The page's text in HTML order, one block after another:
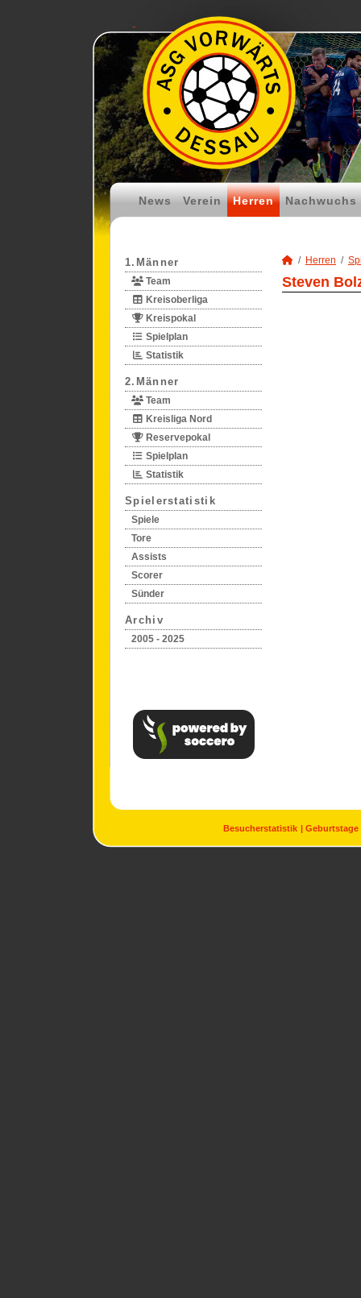
News Verein Herren Nachwuchs
1.Männer
Team
Kreisoberliga
Kreispokal
Spielplan
Statistik
2.Männer
Team
Kreisliga Nord
Reservepokal
Spielplan
Statistik
Spielerstatistik
Spiele
Tore
Assists
Scorer
Sünder
Archiv
2005 - 2025
Herren
Steven
Besucherstatistik Geburtstage